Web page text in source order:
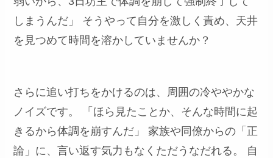
しまうんだ」 そうやって自分を激しく責め、天井
を見つめて時間を溶かしていませんか？
さらに追い打ちをかけるのは、周囲の冷ややかな
ノイズです。 「ほら見たことか、そんな時間に起
きるから体調を崩すんだ」 家族や同僚からの「正
論」に、言い返す気力もなくただうなだれる。 自